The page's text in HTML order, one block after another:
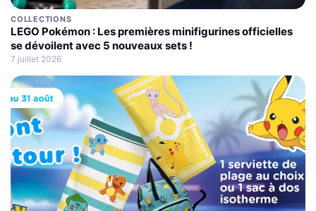
COLLECTIONS
LEGO Pokémon : Les premières minifigurines officielles
se dévoilent avec 5 nouveaux sets !
7 juillet 2026